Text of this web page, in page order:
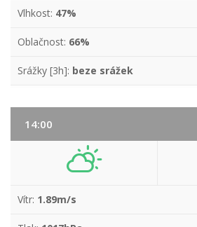
Vlhkost: 47%
Oblačnost: 66%
Srážky [3h]: beze srážek
14:00
Vítr: 1.89m/s